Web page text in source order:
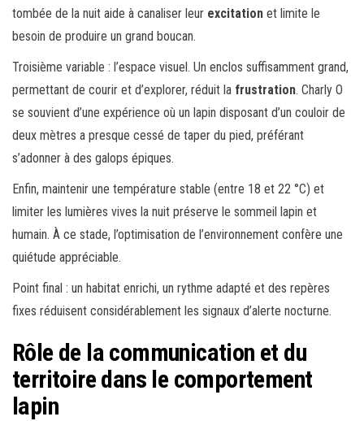
tombée de la nuit aide à canaliser leur excitation et limite le
besoin de produire un grand boucan.
Troisième variable : l’espace visuel. Un enclos suffisamment grand,
permettant de courir et d’explorer, réduit la frustration. Charly O
se souvient d’une expérience où un lapin disposant d’un couloir de
deux mètres a presque cessé de taper du pied, préférant
s’adonner à des galops épiques.
Enfin, maintenir une température stable (entre 18 et 22 °C) et
limiter les lumières vives la nuit préserve le sommeil lapin et
humain. À ce stade, l’optimisation de l’environnement confère une
quiétude appréciable.
Point final : un habitat enrichi, un rythme adapté et des repères
fixes réduisent considérablement les signaux d’alerte nocturne.
Rôle de la communication et du
territoire dans le comportement
lapin